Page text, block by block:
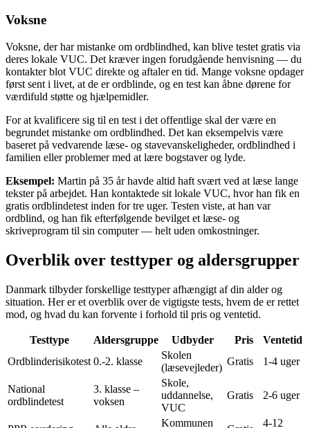
Voksne
Voksne, der har mistanke om ordblindhed, kan blive testet gratis via
deres lokale VUC. Det kræver ingen forudgående henvisning — du
kontakter blot VUC direkte og aftaler en tid. Mange voksne opdager
først sent i livet, at de er ordblinde, og en test kan åbne dørene for
værdifuld støtte og hjælpemidler.
For at kvalificere sig til en test i det offentlige skal der være en
begrundet mistanke om ordblindhed. Det kan eksempelvis være
baseret på vedvarende læse- og stavevanskeligheder, ordblindhed i
familien eller problemer med at lære bogstaver og lyde.
Eksempel: Martin på 35 år havde altid haft svært ved at læse lange
tekster på arbejdet. Han kontaktede sit lokale VUC, hvor han fik en
gratis ordblindetest inden for tre uger. Testen viste, at han var
ordblind, og han fik efterfølgende bevilget et læse- og
skriveprogram til sin computer — helt uden omkostninger.
Overblik over testtyper og aldersgrupper
Danmark tilbyder forskellige testtyper afhængigt af din alder og
situation. Her er et overblik over de vigtigste tests, hvem de er rettet
mod, og hvad du kan forvente i forhold til pris og ventetid.
Testtype Aldersgruppe Udbyder Pris
Ventetid
Ordblinderisikotest 0.-2. klasse
Skolen
(læsevejleder)
Gratis 1-4 uger
National
ordblindetest
3. klasse –
voksen
Skole,
uddannelse,
VUC
Gratis 2-6 uger
Kommunen 4-12